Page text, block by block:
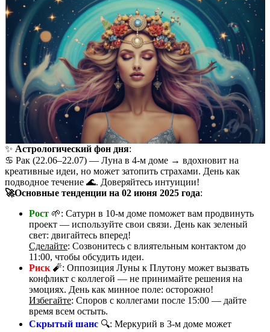
✨ Астрологический фон дня:
♋️ Рак (22.06–22.07) — Луна в 4-м доме → вдохновит на
креативные идеи, но может затопить страхами. День как
подводное течение 🌊. Доверяйтесь интуиции!
🚀Основные тенденции на 02 июня 2025 года:
Рост 🌱: Сатурн в 10-м доме поможет вам продвинуть
проект — используйте свои связи. День как зеленый
свет: двигайтесь вперед!
Сделайте: Созвонитесь с влиятельным контактом до
11:00, чтобы обсудить идеи.
Риск 🧨: Оппозиция Луны к Плутону может вызвать
конфликт с коллегой — не принимайте решения на
эмоциях. День как минное поле: осторожно!
Избегайте: Споров с коллегами после 15:00 — дайте
время всем остыть.
Скрытый шанс 🔍: Меркурий в 3-м доме может